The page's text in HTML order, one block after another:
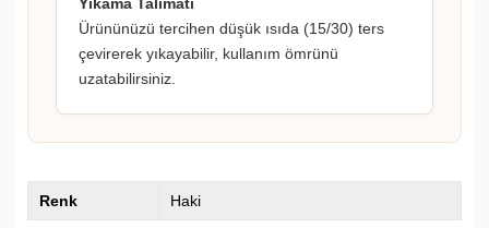
Ürününüzü tercihen düşük ısıda (15/30) ters
çevirerek yıkayabilir, kullanım ömrünü
uzatabilirsiniz.
Renk Haki